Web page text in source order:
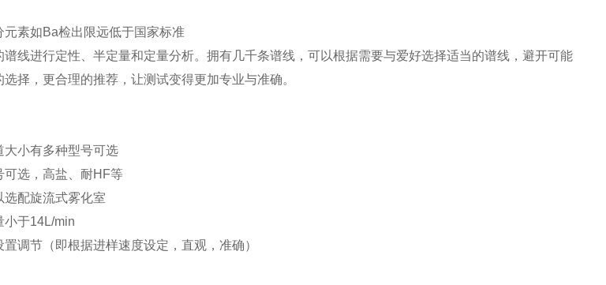
素如Ba检出限远低于国家标准
线进行定性、半定量和定量分析。拥有几千条谱线，可以根据需要与爱好选择适当的谱线，避开可能
择，更合理的推荐，让测试变得更加专业与准确。
小有多种型号可选
选，高盐、耐HF等
配旋流式雾化室
小于14L/min
调节（即根据进样速度设定，直观，准确）